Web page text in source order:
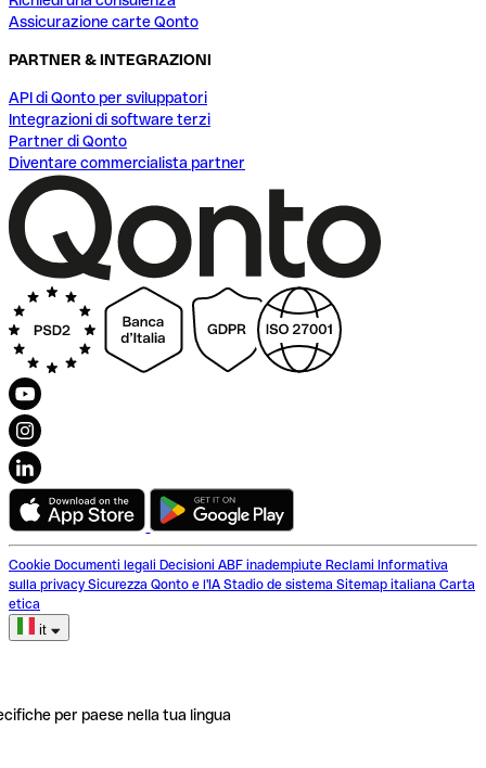
Assicurazione carte Qonto
PARTNER & INTEGRAZIONI
API di Qonto per sviluppatori
Integrazioni di software terzi
Partner di Qonto
Diventare commercialista partner
Cookie Documenti legali Decisioni ABF inadempiute Reclami Informativa
sulla privacy Sicurezza Qonto e l'IA Stadio de sistema Sitemap italiana Carta
etica
it
per paese nella tua lingua